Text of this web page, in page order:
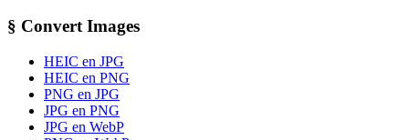
§ Convert Images
HEIC en JPG
HEIC en PNG
PNG en JPG
JPG en PNG
JPG en WebP